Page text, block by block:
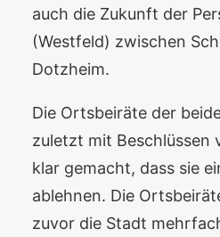
auch die Zukunft der
(Westfeld) zwischen
Dotzheim.
Die Ortsbeiräte der
zuletzt mit Beschlüssen
klar gemacht, dass sie
ablehnen. Die
zuvor die Stadt